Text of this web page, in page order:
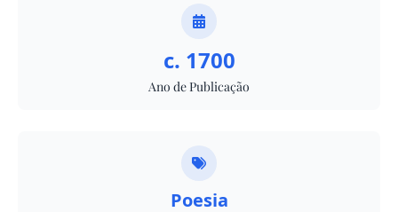
c. 1700
Ano de Publicação
Poesia